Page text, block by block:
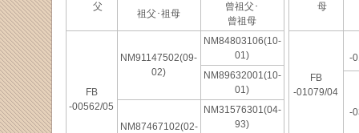
父
祖父･祖母
曾祖父･
曾祖母
FB
-00562/05
NM91147502(09-
02)
NM84803106(10-
01)
NM89632001(10-
01)
NM87467102(02-
NM31576301(04-
93)
母
FB
-01079/04
-
-